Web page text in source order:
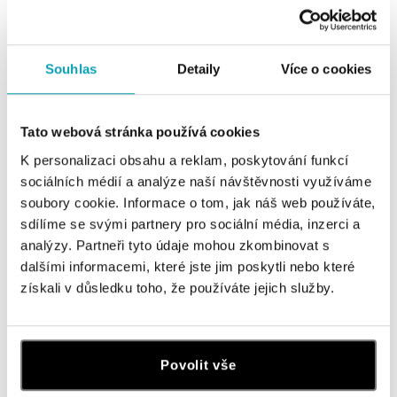
Souhlas Detaily Více o cookies
Tato webová stránka používá cookies
K personalizaci obsahu a reklam, poskytování funkcí
sociálních médií a analýze naší návštěvnosti využíváme
soubory cookie. Informace o tom, jak náš web používáte,
sdílíme se svými partnery pro sociální média, inzerci a
analýzy. Partneři tyto údaje mohou zkombinovat s
dalšími informacemi, které jste jim poskytli nebo které
získali v důsledku toho, že používáte jejich služby.
Povolit vše
tel.: +421 911 854 322, +421 917 869 485
ALOve OC Aupark, Bratislava
Einsteinova 3541/18, 851 01 Bratislava
tel.: +421917090556
zajtra otvorené od 10:00
ALOve OC Eurovea, Bratislava
Pribinova 8, 811 09 Bratislava